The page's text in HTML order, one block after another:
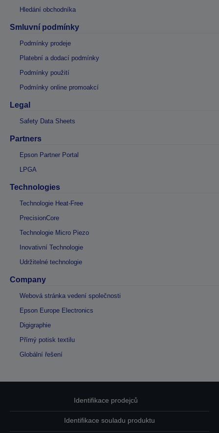
Hledání obchodníka
Smluvní podmínky
Podmínky prodeje
Platební a dodací podmínky
Podmínky použití
Podmínky online promoakcí
Legal
Safety Data Sheets
Partners
Epson Partner Portal
LPGA
Technologies
Technologie Heat-Free
PrecisionCore
Technologie Micro Piezo
Inovativní Technologie
Udržitelné technologie
Company
Webová stránka vedení společnosti
Epson Europe Electronics
Digigraphie
Přímý potisk textilu
Globální řešení
Identifikace prodejců
Identifikace souladu produktu